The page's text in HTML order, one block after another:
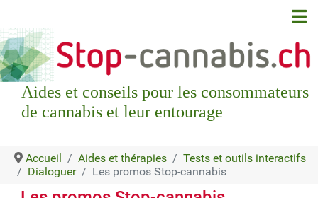
Aides et conseils pour les consommateurs
de cannabis et leur entourage
Accueil Aides et thérapies
Tests et outils interactifs
Dialoguer
Les promos Stop-cannabis